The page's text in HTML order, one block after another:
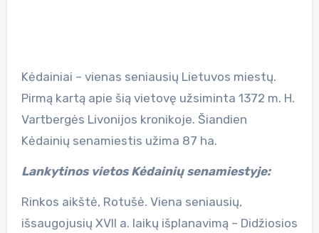
Kėdainiai – vienas seniausių Lietuvos miestų.
Pirmą kartą apie šią vietovę užsiminta 1372 m. H.
Vartbergės Livonijos kronikoje. Šiandien
Kėdainių senamiestis užima 87 ha.
Lankytinos vietos Kėdainių senamiestyje:
Rinkos aikštė, Rotušė. Viena seniausių,
išsaugojusių XVII a. laikų išplanavimą – Didžiosios